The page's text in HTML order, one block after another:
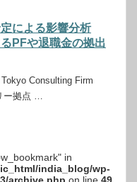
による影響分析
PFや退職金の拠出
Consulting Firm
ー拠点 …
in
india_blog/wp-